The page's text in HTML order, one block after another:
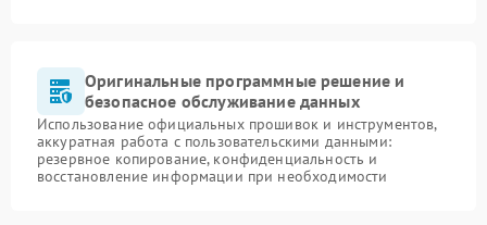
Оригинальные программные решение и
безопасное обслуживание данных
Использование официальных прошивок и инструментов,
аккуратная работа с пользовательскими данными:
резервное копирование, конфиденциальность и
восстановление информации при необходимости